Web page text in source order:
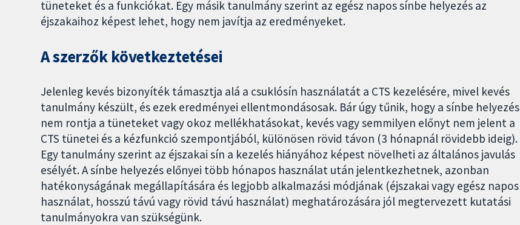
tüneteket és a funkciókat. Egy másik tanulmány szerint az egész napos sínbe helyezés az
éjszakaihoz képest lehet, hogy nem javítja az eredményeket.
A szerzők következtetései
Jelenleg kevés bizonyíték támasztja alá a csuklósín használatát a CTS kezelésére, mivel kevés
tanulmány készült, és ezek eredményei ellentmondásosak. Bár úgy tűnik, hogy a sínbe helyezés
nem rontja a tüneteket vagy okoz mellékhatásokat, kevés vagy semmilyen előnyt nem jelent a
CTS tünetei és a kézfunkció szempontjából, különösen rövid távon (3 hónapnál rövidebb ideig).
Egy tanulmány szerint az éjszakai sín a kezelés hiányához képest növelheti az általános javulás
esélyét. A sínbe helyezés előnyei több hónapos használat után jelentkezhetnek, azonban
hatékonyságának megállapítására és legjobb alkalmazási módjának (éjszakai vagy egész napos
használat, hosszú távú vagy rövid távú használat) meghatározására jól megtervezett kutatási
tanulmányokra van szükségünk.